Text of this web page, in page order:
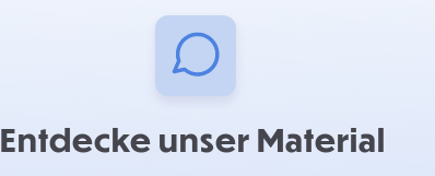
Entdecke unser Material